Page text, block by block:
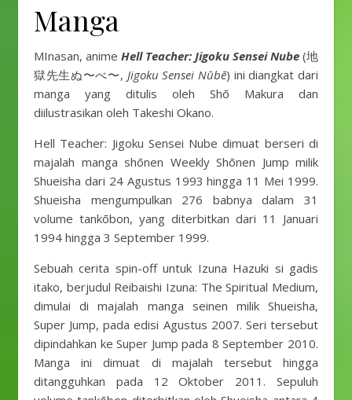
Manga
MInasan, anime Hell Teacher: Jigoku Sensei Nube (地
獄先生ぬ〜べ〜, Jigoku Sensei Nūbē) ini diangkat dari
manga yang ditulis oleh Shō Makura dan
diilustrasikan oleh Takeshi Okano.
Hell Teacher: Jigoku Sensei Nube dimuat berseri di
majalah manga shōnen Weekly Shōnen Jump milik
Shueisha dari 24 Agustus 1993 hingga 11 Mei 1999.
Shueisha mengumpulkan 276 babnya dalam 31
volume tankōbon, yang diterbitkan dari 11 Januari
1994 hingga 3 September 1999.
Sebuah cerita spin-off untuk Izuna Hazuki si gadis
itako, berjudul Reibaishi Izuna: The Spiritual Medium,
dimulai di majalah manga seinen milik Shueisha,
Super Jump, pada edisi Agustus 2007. Seri tersebut
dipindahkan ke Super Jump pada 8 September 2010.
Manga ini dimuat di majalah tersebut hingga
ditangguhkan pada 12 Oktober 2011. Sepuluh